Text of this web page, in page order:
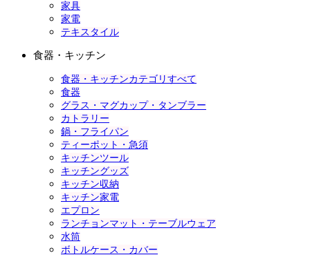
家具
家電
テキスタイル
食器・キッチン
食器・キッチンカテゴリすべて
食器
グラス・マグカップ・タンブラー
カトラリー
鍋・フライパン
ティーポット・急須
キッチンツール
キッチングッズ
キッチン収納
キッチン家電
エプロン
ランチョンマット・テーブルウェア
水筒
ボトルケース・カバー